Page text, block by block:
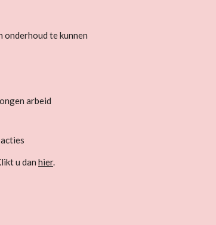
onderhoud te kunnen
arbeid
u danhier.